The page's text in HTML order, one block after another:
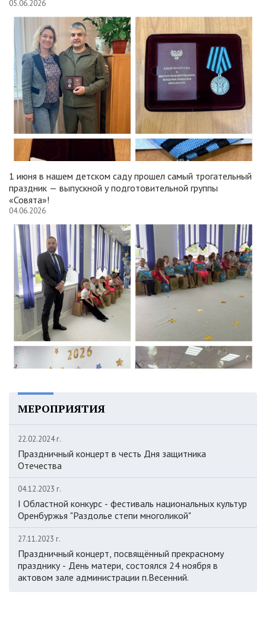
05.06.2026
1 июня в нашем детском саду прошел самый трогательный
праздник — выпускной у подготовительной группы
«Совята»!
04.06.2026
МЕРОПРИЯТИЯ
22.02.2024 г.
Праздничный концерт в честь Дня защитника
Отечества
04.12.2023 г.
I Областной конкурс - фестиваль национальных культур
Оренбуржья "Раздолье степи многоликой"
27.11.2023 г.
Праздничный концерт, посвящённый прекрасному
празднику - День матери, состоялся 24 ноября в
актовом зале администрации п.Весенний.